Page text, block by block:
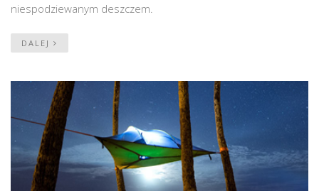
niespodziewanym deszczem.
DALEJ